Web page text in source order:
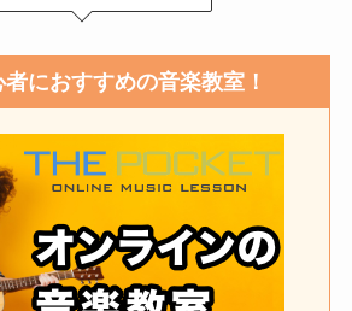
におすすめの音楽教室！